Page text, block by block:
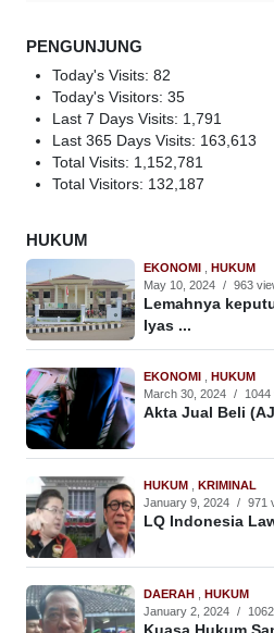
PENGUNJUNG
Today's Visits: 82
Today's Visitors: 35
Last 7 Days Visits: 1,791
Last 365 Days Visits: 163,613
Total Visits: 1,152,781
Total Visitors: 132,187
HUKUM
EKONOMI , HUKUM
May 10, 2024 / 963
Lemahnya
Iyas ...
EKONOMI , HUKUM
March 30, 2024 / 1044
Akta Jual Beli
HUKUM , KRIMINAL
January 9, 2024 / 971
LQ Indonesia
DAERAH , HUKUM
January 2, 2024 /